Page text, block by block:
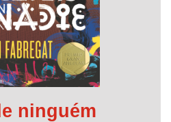
ninguém